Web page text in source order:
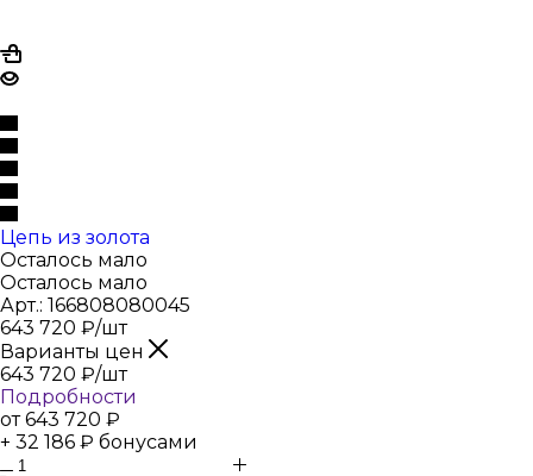
Цепь из золота
Осталось мало
Осталось мало
Арт.: 166808080045
643 720 ₽/шт
Варианты цен
643 720 ₽/шт
Подробности
от643 720 ₽
+ 32 186 ₽ бонусами